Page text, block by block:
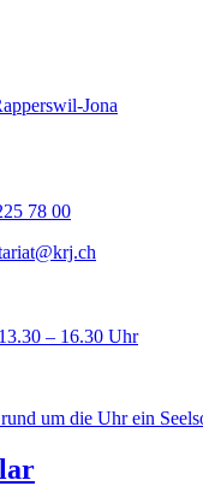
Jona
78 00
– 16.30 Uhr
um die Uhr ein